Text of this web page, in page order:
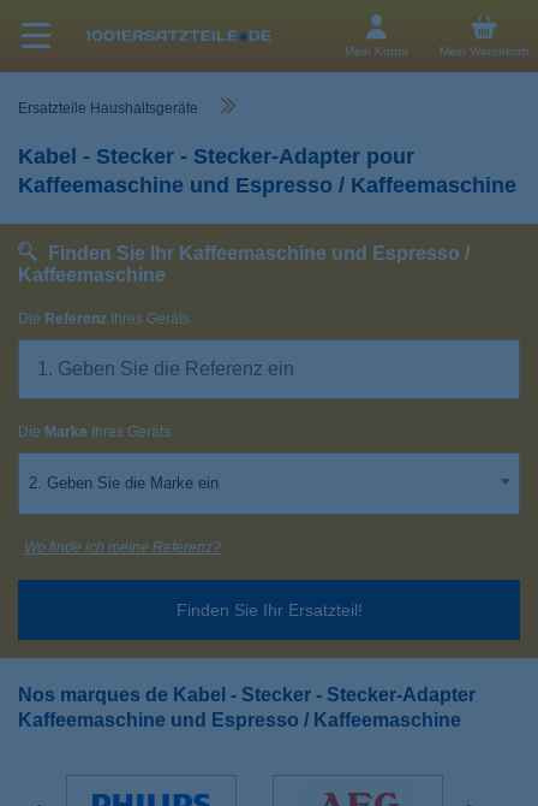
Mein Konto Mein Warenkorb
Ersatzteile Haushaltsgeräte
Kabel - Stecker - Stecker-Adapter pour
Kaffeemaschine und Espresso / Kaffeemaschine
Finden Sie Ihr Kaffeemaschine und Espresso /
Kaffeemaschine
Die Referenz Ihres Geräts
Die Marke Ihres Geräts
2. Geben Sie die Marke ein
Finden Sie Ihr Ersatzteil!
Wo finde ich meine Referenz?
Nos marques de Kabel - Stecker - Stecker-Adapter
Kaffeemaschine und Espresso / Kaffeemaschine